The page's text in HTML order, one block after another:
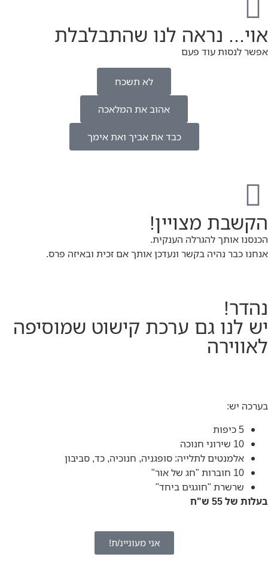
אוי... נראה לנו שהתבלבלת
אפשר לנסות עוד פעם
לא תשכח
אהוב את המלאכה
כבד את אביך ואת אימך
הקשבת מצויין!
הכנסנו אותך להגרלה הענקית.
אנחנו כבר נהיה בקשר ונעדכן אותך אם זכית ובאיזה פרס.
נהדר!
יש לנו גם ערכת קישוט שמוסיפה
לאווירה
בערכה יש:
5 כיפות
10 שירוני חנוכה
אלמנטים לתלייה: סופגניה, חנוכיה, כד, סביבון
10 חוברות "חג של אור"
שרשרת "חוגגים ביחד"
בעלות של 55 ש"ח
אני מעוניינ/ת!